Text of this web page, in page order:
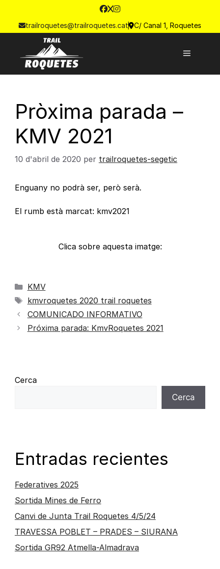
trailroquetes@trailroquetes.cat C/ Canal 1, Roquetes
Pròxima parada –
KMV 2021
10 d'abril de 2020 per trailroquetes-segetic
Enguany no podrà ser, però serà.
El rumb està marcat: kmv2021
Clica sobre aquesta imatge:
KMV
kmvroquetes 2020 trail roquetes
COMUNICADO INFORMATIVO
Próxima parada: KmvRoquetes 2021
Cerca
Cerca
Entradas recientes
Federatives 2025
Sortida Mines de Ferro
Canvi de Junta Trail Roquetes 4/5/24
TRAVESSA POBLET – PRADES – SIURANA
Sortida GR92 Atmella-Almadrava